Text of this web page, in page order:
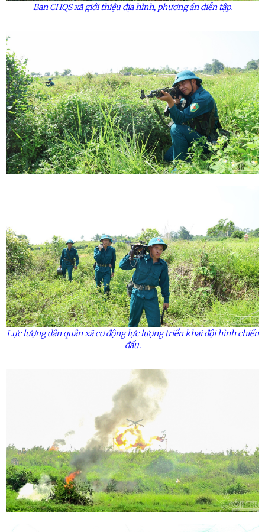
Ban CHQS xã giới thiệu địa hình, phương án diễn tập.
Lực lượng dân quân xã cơ động lực lượng triển khai đội hình chiến
đấu.